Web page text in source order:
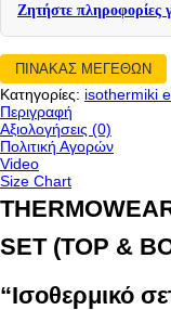
Ζητήστε πληροφορίες
ΠΙΝΑΚΑΣ ΜΕΓΕΘΩΝ
Κατηγορίες: isothermiki
Περιγραφή
Αξιολογήσεις (0)
Πολιτική Αγορών
Video
Size Chart
SET (TOP &
“Ισοθερμικό